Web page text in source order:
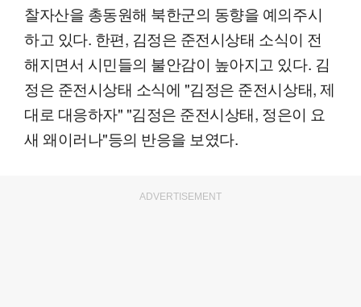
찰자산을 총동원해 북한군의 동향을 예의주시
하고 있다. 한편, 김정은 준전시상태 소식이 전
해지면서 시민들의 불안감이 높아지고 있다. 김
정은 준전시상태 소식에 "김정은 준전시상태, 제
대로 대응하자" "김정은 준전시상태, 정은이 요
새 왜이러나"등의 반응을 보였다.
ADVERTISEMENT